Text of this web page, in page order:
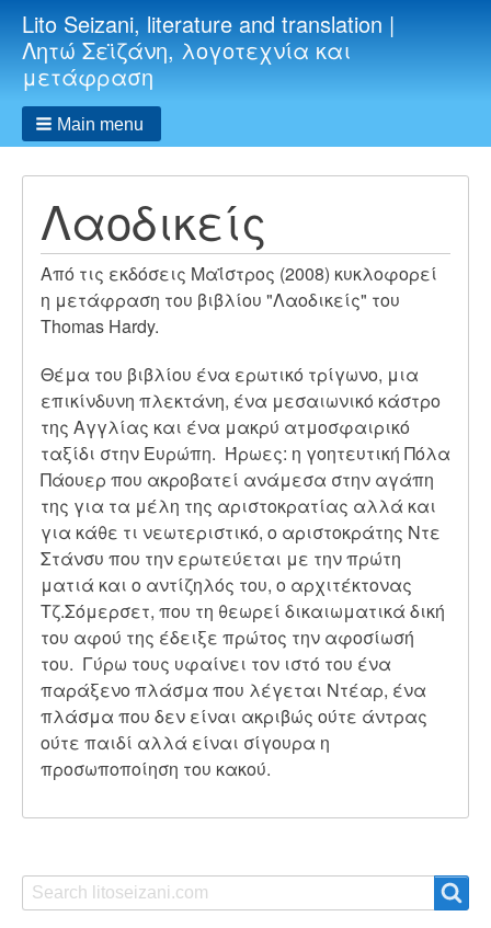
Lito Seizani, literature and translation |
Λητώ Σεϊζάνη, λογοτεχνία και
μετάφραση
Main menu
Λαοδικείς
Από τις εκδόσεις Μαΐστρος (2008) κυκλοφορεί
η μετάφραση του βιβλίου "Λαοδικείς" του
Τhomas Hardy.
Θέμα του βιβλίου ένα ερωτικό τρίγωνο, μια
επικίνδυνη πλεκτάνη, ένα μεσαιωνικό κάστρο
της Αγγλίας και ένα μακρύ ατμοσφαιρικό
ταξίδι στην Ευρώπη. Ήρωες: η γοητευτική Πόλα
Πάουερ που ακροβατεί ανάμεσα στην αγάπη
της για τα μέλη της αριστοκρατίας αλλά και
για κάθε τι νεωτεριστικό, ο αριστοκράτης Ντε
Στάνσυ που την ερωτεύεται με την πρώτη
ματιά και ο αντίζηλός του, ο αρχιτέκτονας
Τζ.Σόμερσετ, που τη θεωρεί δικαιωματικά δική
του αφού της έδειξε πρώτος την αφοσίωσή
του. Γύρω τους υφαίνει τον ιστό του ένα
παράξενο πλάσμα που λέγεται Ντέαρ, ένα
πλάσμα που δεν είναι ακριβώς ούτε άντρας
ούτε παιδί αλλά είναι σίγουρα η
προσωποποίηση του κακού.
Search
Search